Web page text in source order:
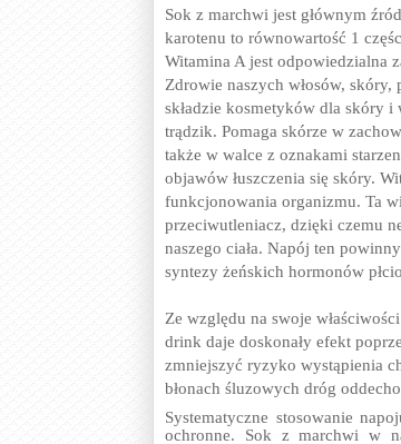
Sok z marchwi jest głównym
karotenu to równowartość 1
Witamina A jest odpowiedzialna
Zdrowie naszych włosów,
składzie kosmetyków dla skóry i
trądzik. Pomaga skórze w
także w walce z oznakami
objawów łuszczenia się skóry.
funkcjonowania organizmu. Ta
przeciwutleniacz, dzięki czemu
naszego ciała. Napój ten
syntezy żeńskich hormonów
Ze względu na swoje
drink daje doskonały efekt
zmniejszyć ryzyko wystąpienia
błonach śluzowych dróg
Systematyczne stosowanie
ochronne. Sok z marchwi w